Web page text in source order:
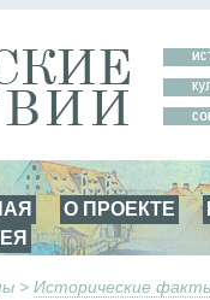
О ПРОЕКТЕ
> Исторические